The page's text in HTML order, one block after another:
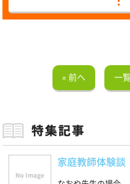
« 前へ 一
家庭教師体験談